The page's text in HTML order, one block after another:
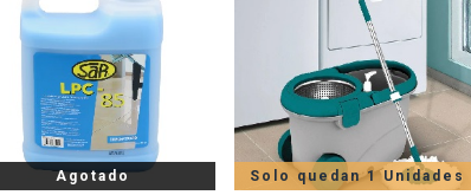
Agotado Solo quedan 1 Unidades